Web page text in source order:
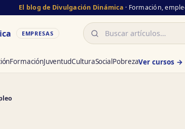
El blog de Divulgación Dinámica · Formación,
EMPRESAS Buscar
FormaciónJuventudCulturaSocialPobrezaVer cursos →